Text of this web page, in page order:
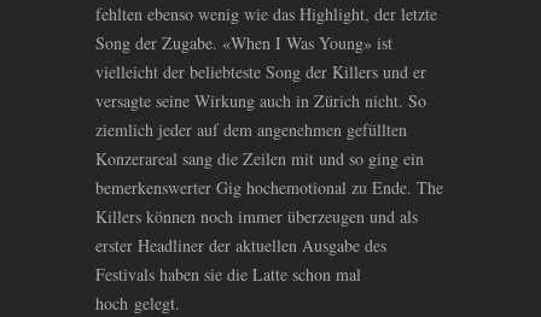
fehlten ebenso wenig wie das Highlight, der letzte
Song der Zugabe. «When I Was Young» ist
vielleicht der beliebteste Song der Killers und er
versagte seine Wirkung auch in Zürich nicht. So
ziemlich jeder auf dem angenehmen gefüllten
Konzerareal sang die Zeilen mit und so ging ein
bemerkenswerter Gig hochemotional zu Ende. The
Killers können noch immer überzeugen und als
erster Headliner der aktuellen Ausgabe des
Festivals haben sie die Latte schon mal
hoch gelegt.